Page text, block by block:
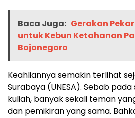
Baca Juga: Gerakan
untuk Kebun Ketahanan
Bojonegoro
Keahliannya semakin terlihat
Surabaya (UNESA). Sebab
kuliah, banyak sekali teman
dan pemikiran yang sama.